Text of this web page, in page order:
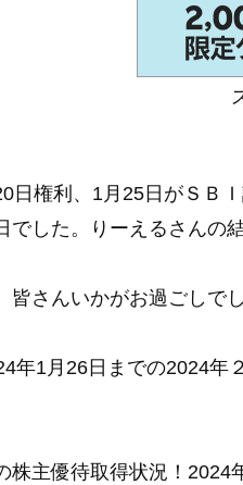
日権利、1月25日がＳＢ
でした。りーえるさんの
皆さんいかがお過ごしで
年1月26日までの2024年
株主優待取得状況！